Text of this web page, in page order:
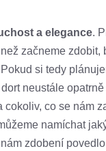
a elegance.
začneme
si tedy
neustále
co se nám
namíchat
zdobení